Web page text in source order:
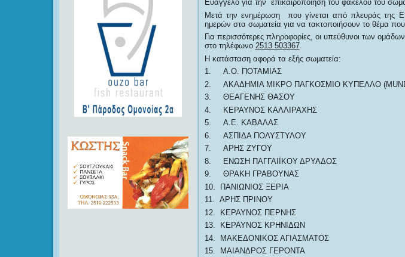
Ευάγγελο για την επικαιροποίηση του φακέλου του
Μετά την ενημέρωση που γίνεται από πλευράς της
ημερών στα σωματεία για να τακτοποιήσουν το θέμα που
Για περισσότερες πληροφορίες, οι υπεύθυνοι των
στο τηλέφωνο 2513 503367.
Η κατάσταση αφορά τα εξής σωματεία:
1. Α.Ο. ΠΟΤΑΜΙΑΣ
2. ΑΚΑΔΗΜΙΑ ΜΙΚΡΟ ΠΑΓΚΟΣΜΙΟ ΚΥΠΕΛΛΟ
3. ΘΕΑΓΕΝΗΣ ΘΑΣΟΥ
4. ΚΕΡΑΥΝΟΣ ΚΑΛΛΙΡΑΧΗΣ
5. Α.Ε. ΚΑΒΑΛΑΣ
6. ΑΣΠΙΔΑ ΠΟΛΥΣΤΥΛΟΥ
7. ΑΡΗΣ ΖΥΓΟΥ
8. ΕΝΩΣΗ ΠΑΓΓΑΙΪΚΟΥ ΔΡΥΑΔΟΣ
9. ΘΡΑΚΗ ΓΡΑΒΟΥΝΑΣ
10. ΠΑΝΙΩΝΙΟΣ ΞΕΡΙΑ
11. ΑΡΗΣ ΠΡΙΝΟΥ
12. ΚΕΡΑΥΝΟΣ ΠΕΡΝΗΣ
13. ΚΕΡΑΥΝΟΣ ΚΡΗΝΙΔΩΝ
14. ΜΑΚΕΔΟΝΙΚΟΣ ΑΓΙΑΣΜΑΤΟΣ
15. ΜΑΙΑΝΔΡΟΣ ΓΕΡΟΝΤΑ